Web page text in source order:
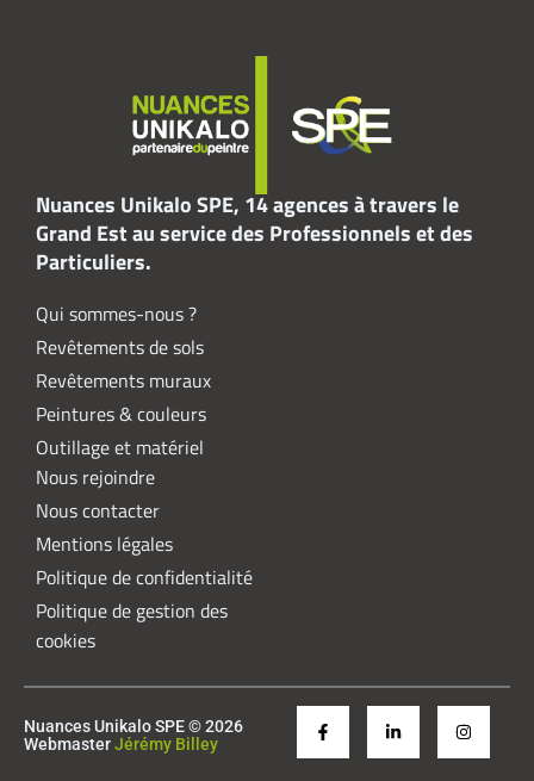
Nuances Unikalo SPE, 14 agences à travers le
Grand Est au service des Professionnels et des
Particuliers.
Qui sommes-nous ?
Revêtements de sols
Revêtements muraux
Peintures & couleurs
Outillage et matériel
Nous rejoindre
Nous contacter
Mentions légales
Politique de confidentialité
Politique de gestion des
cookies
Nuances Unikalo SPE © 2026
WebmasterJérémy Billey